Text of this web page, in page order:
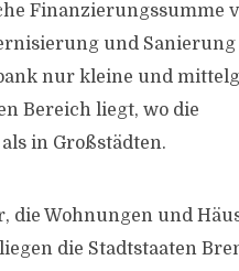
Finanzierungssumme
und Sanierung
nur kleine und
Bereich liegt, wo die
in Großstädten.
die Wohnungen und
die Stadtstaaten